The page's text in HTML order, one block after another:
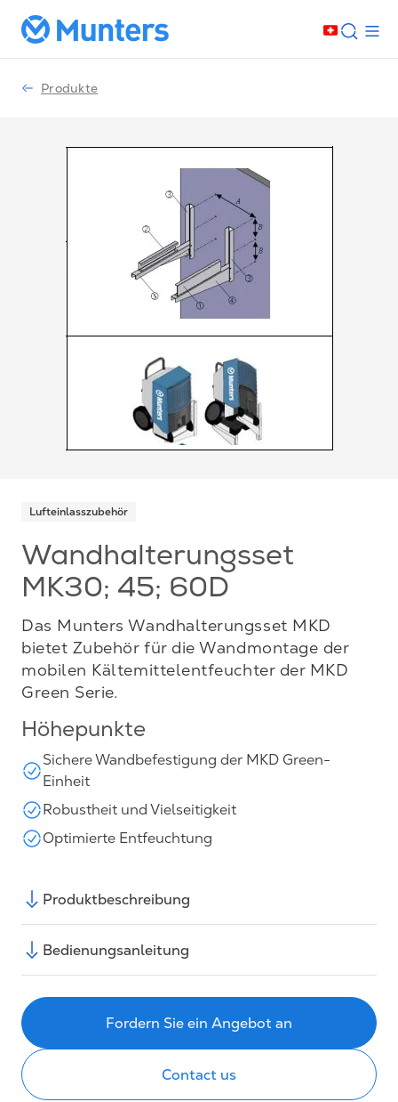
Produkte
Lufteinlasszubehör
Wandhalterungsset
MK30; 45; 60D
Das Munters Wandhalterungsset MKD
bietet Zubehör für die Wandmontage der
mobilen Kältemittelentfeuchter der MKD
Green Serie.
Höhepunkte
Sichere Wandbefestigung der MKD Green-
Einheit
Robustheit und Vielseitigkeit
Optimierte Entfeuchtung
Produktbeschreibung
Bedienungsanleitung
Fordern Sie ein Angebot an
Contact us